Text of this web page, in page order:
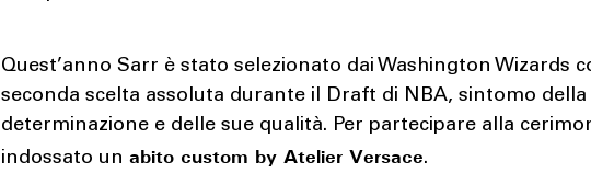
Quest’anno Sarr è stato selezionato dai Washington Wizards
seconda scelta assoluta durante il Draft di NBA, sintomo della
determinazione e delle sue qualità. Per partecipare alla
indossato unabito custom by Atelier Versace.